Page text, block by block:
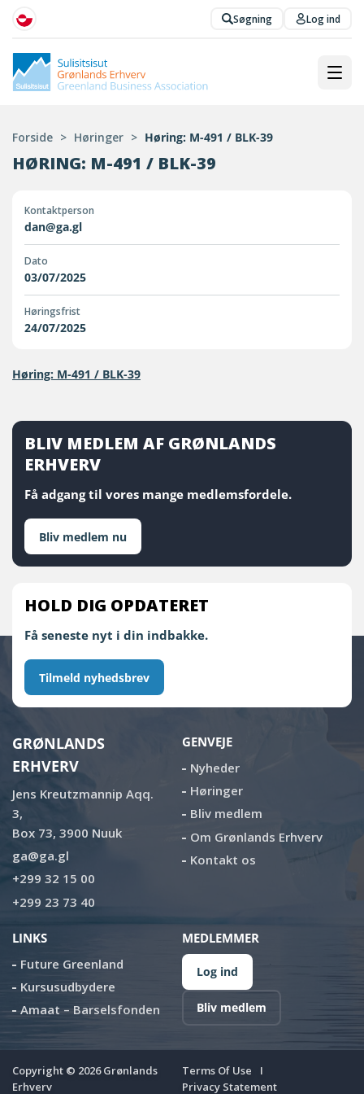
Søgning Log ind
Forside > Høringer > Høring: M-491 / BLK-39
HØRING: M-491 / BLK-39
Kontaktperson
dan@ga.gl
Dato
03/07/2025
Høringsfrist
24/07/2025
Høring: M-491 / BLK-39
BLIV MEDLEM AF GRØNLANDS
ERHVERV
Få adgang til vores mange medlemsfordele.
Bliv medlem nu
HOLD DIG OPDATERET
Få seneste nyt i din indbakke.
Tilmeld nyhedsbrev
GRØNLANDS
ERHVERV
Jens Kreutzmannip Aqq.
3,
Box 73, 3900 Nuuk
ga@ga.gl
+299 32 15 00
+299 23 73 40
GENVEJE
Nyheder
Høringer
Bliv medlem
Om Grønlands Erhverv
Kontakt os
LINKS
Future Greenland
Kursusudbydere
Amaat – Barselsfonden
MEDLEMMER
Log ind
Bliv medlem
Copyright © 2026Grønlands
Erhverv
Terms Of Use
Privacy Statement